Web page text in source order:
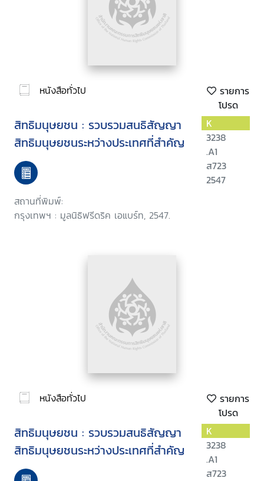
หนังสือทั่วไป
รายการ
โปรด
สิทธิมนุษยชน : รวบรวมสนธิสัญญา
สิทธิมนุษยชนระหว่างประเทศที่สำคัญ
สถานที่พิมพ์:
กรุงเทพฯ : มูลนิธิฟรีดริค เอแบร์ท, 2547.
K
3238
.A1
ส723
2547
หนังสือทั่วไป
รายการ
โปรด
สิทธิมนุษยชน : รวบรวมสนธิสัญญา
สิทธิมนุษยชนระหว่างประเทศที่สำคัญ
K
3238
.A1
ส723